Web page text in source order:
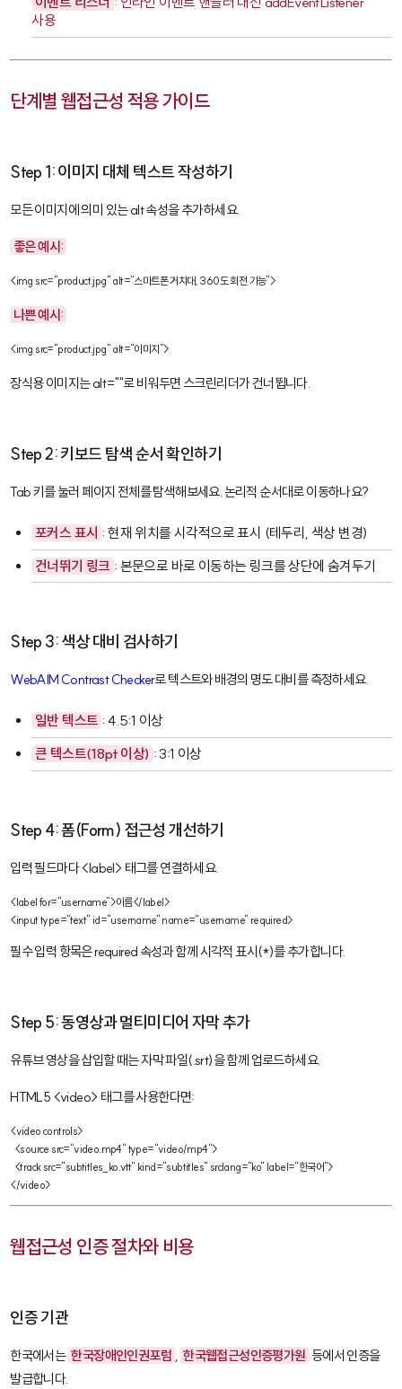
사용
단계별 웹접근성 적용 가이드
Step 1: 이미지 대체 텍스트 작성하기
모든 이미지에 의미 있는alt속성을 추가하세요.
좋은 예시:
<img src="product.jpg" alt="스마트폰 거치대, 360도 회전 가능">
나쁜 예시:
<img src="product.jpg" alt="이미지">
장식용 이미지는alt=""로 비워두면 스크린리더가 건너뜁니다.
Step 2: 키보드 탐색 순서 확인하기
Tab 키를 눌러 페이지 전체를 탐색해보세요. 논리적 순서대로 이동하나요?
포커스 표시 : 현재 위치를 시각적으로 표시 (테두리, 색상 변경)
건너뛰기 링크 : 본문으로 바로 이동하는 링크를 상단에 숨겨두기
Step 3: 색상 대비 검사하기
WebAIM Contrast Checker로 텍스트와 배경의 명도 대비를 측정하세요.
일반 텍스트 : 4.5:1 이상
큰 텍스트(18pt 이상) : 3:1 이상
Step 4: 폼(Form) 접근성 개선하기
입력 필드마다<label> 태그를 연결하세요.
<label for="username">이름</label>
<input type="text" id="username" name="username" required>
필수 입력 항목은required 속성과 함께 시각적 표시(*)를 추가합니다.
Step 5: 동영상과 멀티미디어 자막 추가
유튜브 영상을 삽입할 때는 자막 파일(.srt)을 함께 업로드하세요.
HTML5 <video> 태그를 사용한다면:
<video controls>
  <source src="video.mp4" type="video/mp4">
  <track src="subtitles_ko.vtt" kind="subtitles" srclang="ko" label="한국어">
</video>
웹접근성 인증 절차와 비용
인증 기관
한국에서는 한국장애인인권포럼 , 한국웹접근성인증평가원 등에서 인증을
발급합니다.